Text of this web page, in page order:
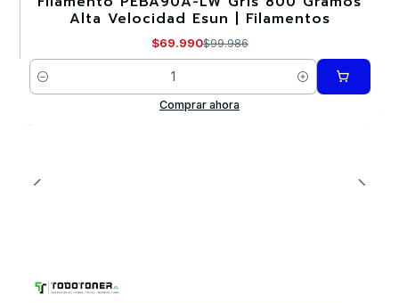
Alta Velocidad Esun | Filamentos
$69.990$99.986
Cantidad
Comprar ahora